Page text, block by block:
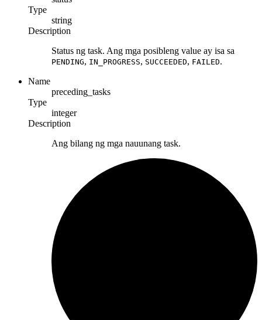
Type
string
Description
Status ng task. Ang mga posibleng value ay isa sa
PENDING, IN_PROGRESS, SUCCEEDED, FAILED.
Name
preceding_tasks
Type
integer
Description
Ang bilang ng mga nauunang task.